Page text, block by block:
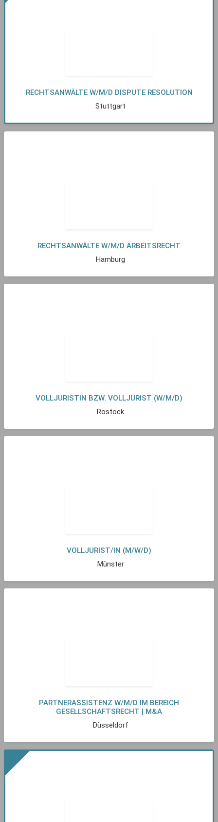
RECHTSANWÄLTE W/M/D DISPUTE RESOLUTION
Stuttgart
RECHTSANWÄLTE W/M/D ARBEITSRECHT
Hamburg
VOLLJURISTIN BZW. VOLLJURIST (W/M/D)
Rostock
VOLLJURIST/IN (M/W/D)
Münster
PARTNERASSISTENZ W/M/D IM BEREICH
GESELLSCHAFTSRECHT | M&A
Düsseldorf